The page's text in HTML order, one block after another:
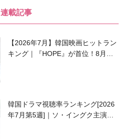
連載記事
【2026年7月】韓国映画ヒットラン
キング｜『HOPE』が首位！8月公
韓国ドラマ視聴率ランキング[2026
年7月第5週]｜ソ・イングク主演の